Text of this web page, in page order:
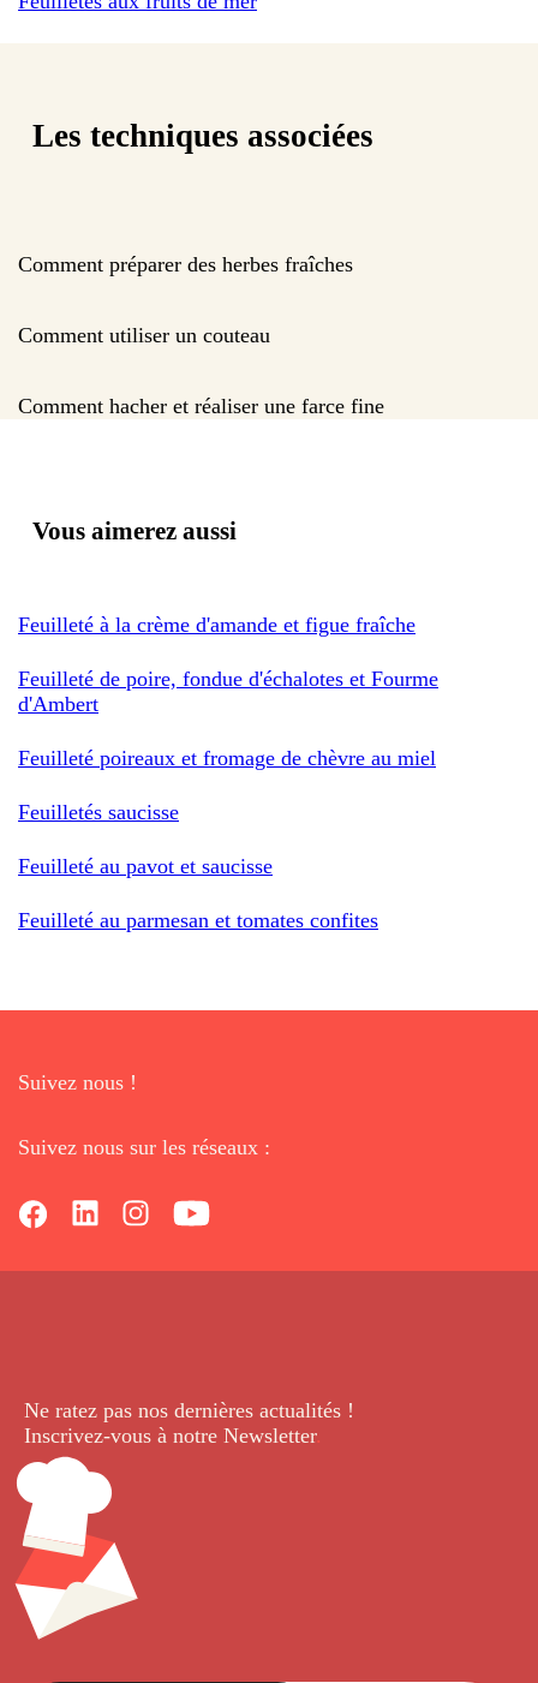
Les techniques associées
Comment préparer des herbes fraîches
Comment utiliser un couteau
Comment hacher et réaliser une farce fine
Vous aimerez aussi
Feuilleté à la crème d'amande et figue fraîche
Feuilleté de poire, fondue d'échalotes et Fourme
d'Ambert
Feuilleté poireaux et fromage de chèvre au miel
Feuilletés saucisse
Feuilleté au pavot et saucisse
Feuilleté au parmesan et tomates confites
Suivez nous !
Suivez nous sur les réseaux :
Ne ratez pas nos dernières actualités !
Inscrivez-vous à notre Newsletter.